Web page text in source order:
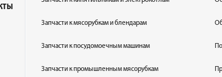
Запчасти к мясорубкам и блендарам
Запчасти к посудомоечным машинам
Запчасти к промышленным мясорубкам